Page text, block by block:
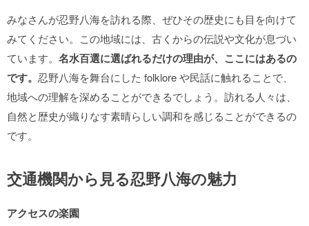
みなさんが忍野八海を訪れる際、ぜひその歴史にも目を向けて
みてください。この地域には、古くからの伝説や文化が息づい
ています。 名水百選に選ばれるだけの理由が、ここにはあるの
です。 忍野八海を舞台にした folklore や民話に触れることで、
地域への理解を深めることができるでしょう。訪れる人々は、
自然と歴史が織りなす素晴らしい調和を感じることができるの
です。
交通機関から見る忍野八海の魅力
アクセスの楽園